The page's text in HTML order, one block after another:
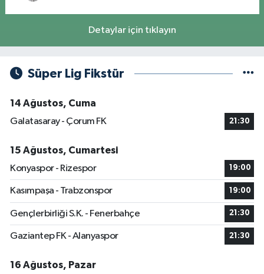
Detaylar için tıklayın
Süper Lig Fikstür
14 Ağustos, Cuma
Galatasaray - Çorum FK
21:30
15 Ağustos, Cumartesi
Konyaspor - Rizespor
19:00
Kasımpaşa - Trabzonspor 19:00
Gençlerbirliği S.K. - Fenerbahçe 21:30
Gaziantep FK - Alanyaspor 21:30
16 Ağustos, Pazar